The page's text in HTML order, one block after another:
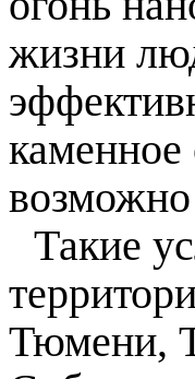
жизни
каменное
Такие
Тюмени,